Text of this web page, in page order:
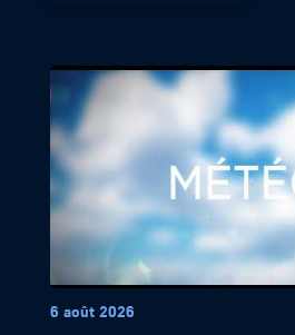
6 août 2026